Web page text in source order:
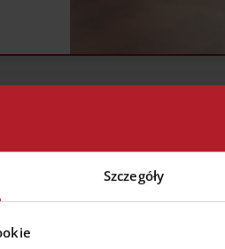
Szczegóły
dla mnie korzystanie
z usługi cash back?